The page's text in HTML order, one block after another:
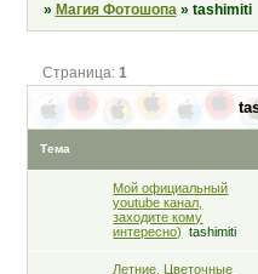
» Магия Фотошопа » tashimiti
Страница: 1
Тема
Мой официальный
youtube канал,
заходите кому
интересно)
tashimiti
Летние, Цветочные